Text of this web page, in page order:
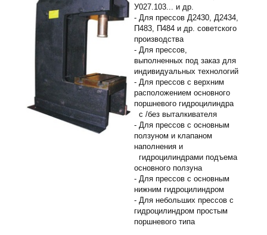
У027.103... и др.
- Для прессов Д2430, Д2434,
П483, П484 и др. советского
производства
- Для прессов,
выполненных под заказ для
индивидуальных технологий
- Для прессов с верхним
расположением основного
поршневого гидроцилиндра
с /без выталкивателя
- Для прессов с основным
ползуном и клапаном
наполнения и
гидроцилиндрами подъема
основного ползуна
- Для прессов с основным
нижним гидроцилиндром
- Для небольших прессов с
гидроцилиндром простым
поршневого типа